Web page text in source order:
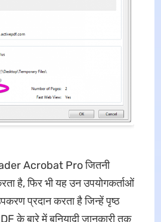
Acrobat Pro जितनी
है, फिर भी यह उन उपयोगकर्ताओं
प्रदान करता है जिन्हें पृष्ठ
के बारे में बुनियादी जानकारी तक